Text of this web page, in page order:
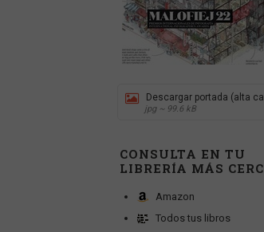
Descargar portada (alta
jpg ~ 99.6 kB
CONSULTA EN TU
LIBRERÍA MÁS
Amazon
Todos tus libros